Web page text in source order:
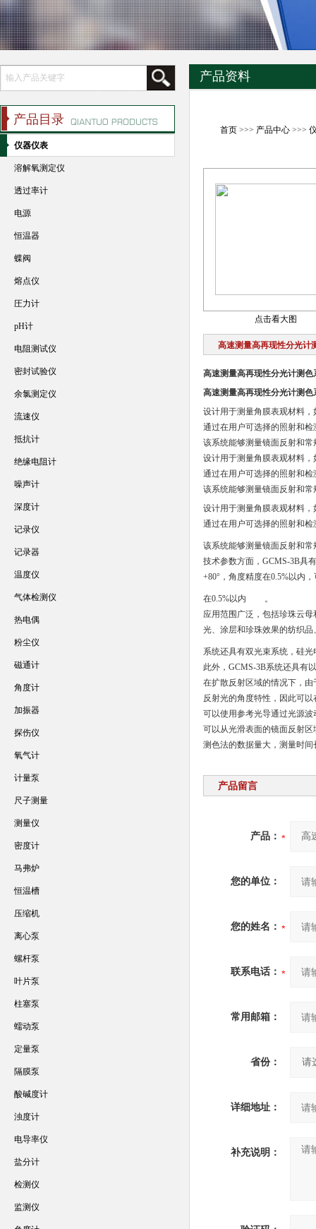
产品资料
首页>>> 产品中心>>>
点击看大图
高速测量高再现性分光计
高速测量高再现性分光计测色
高速测量高再现性分光计测色
设计用于测量角膜表观材料
通过在用户可选择的照射和
该系统能够测量镜面反射和
设计用于测量角膜表观材料
通过在用户可选择的照射和
该系统能够测量镜面反射和
设计用于测量角膜表观材料
通过在用户可选择的照射和
该系统能够测量镜面反射和
技术参数方面，GCMS-3B具
+80°，角度精度在0.5%以内
在0.5%以内
。
应用范围广泛，包括珍珠云
光、涂层和珍珠效果的纺织
系统还具有双光束系统，硅
此外，GCMS-3B系统还具有
在扩散反射区域的情况下，
反射光的角度特性，因此可
可以使用参考光导通过光源
可以从光滑表面的镜面反射
测色法的数据量大，测量时
产品留言
产品：
您的单位：
您的姓名：
联系电话：
常用邮箱：
省份：
详细地址：
补充说明：
产品目录
仪器仪表
溶解氧测定仪
透过率计
电源
恒温器
蝶阀
熔点仪
圧力计
pH计
电阻测试仪
密封试验仪
余氯测定仪
流速仪
抵抗计
绝缘电阻计
噪声计
深度计
记录仪
记录器
温度仪
气体检测仪
热电偶
粉尘仪
磁通计
角度计
加振器
探伤仪
氧气计
计量泵
尺子测量
测量仪
密度计
马弗炉
恒温槽
压缩机
离心泵
螺杆泵
叶片泵
柱塞泵
蠕动泵
定量泵
隔膜泵
酸碱度计
浊度计
电导率仪
盐分计
检测仪
监测仪